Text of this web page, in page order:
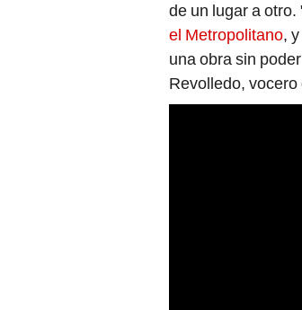
de un lugar a
el Metropolitano,
una obra sin
Revolledo, vocero